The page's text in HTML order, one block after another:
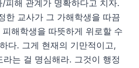
피해 관계가 명확하다고 치자.
한 교사가 그 가해학생을 따끔
해학생을 따뜻하게 위로할 수
다. 그게 현재의 기만적이고,
라는 걸 명심해라. 그것이 행정